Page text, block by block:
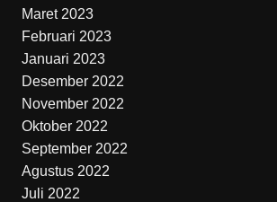
Maret 2023
Februari 2023
Januari 2023
Desember 2022
November 2022
Oktober 2022
September 2022
Agustus 2022
Juli 2022